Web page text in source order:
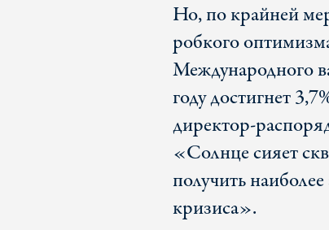
Но, по крайней
робкого
Международного
году достигнет
директор-
«Солнце сияет
получить
кризиса».